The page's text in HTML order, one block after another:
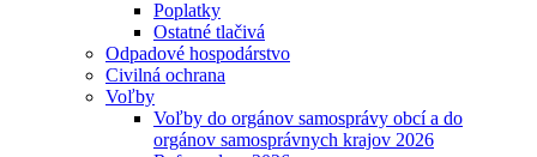
Poplatky
Ostatné tlačivá
Odpadové hospodárstvo
Civilná ochrana
Voľby
Voľby do orgánov samosprávy obcí a do
orgánov samosprávnych krajov 2026